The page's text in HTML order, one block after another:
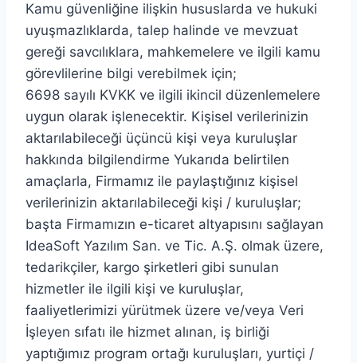
Kamu güvenliğine ilişkin hususlarda ve hukuki
uyuşmazlıklarda, talep halinde ve mevzuat
gereği savcılıklara, mahkemelere ve ilgili kamu
görevlilerine bilgi verebilmek için;
6698 sayılı KVKK ve ilgili ikincil düzenlemelere
uygun olarak işlenecektir. Kişisel verilerinizin
aktarılabileceği üçüncü kişi veya kuruluşlar
hakkında bilgilendirme Yukarıda belirtilen
amaçlarla, Firmamız ile paylaştığınız kişisel
verilerinizin aktarılabileceği kişi / kuruluşlar;
başta Firmamızın e-ticaret altyapısını sağlayan
IdeaSoft Yazılım San. ve Tic. A.Ş. olmak üzere,
tedarikçiler, kargo şirketleri gibi sunulan
hizmetler ile ilgili kişi ve kuruluşlar,
faaliyetlerimizi yürütmek üzere ve/veya Veri
İşleyen sıfatı ile hizmet alınan, iş birliği
yaptığımız program ortağı kuruluşları, yurtiçi /